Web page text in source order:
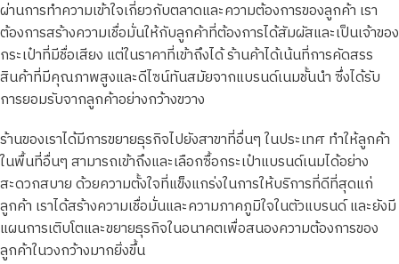
ผ่านการทำความเข้าใจเกี่ยวกับตลาดและความต้องการของลูกค้า เรา
ต้องการสร้างความเชื่อมั่นให้กับลูกค้าที่ต้องการได้สัมผัสและเป็นเจ้าของ
กระเป๋าที่มีชื่อเสียง แต่ในราคาที่เข้าถึงได้ ร้านค้าได้เน้นที่การคัดสรร
สินค้าที่มีคุณภาพสูงและดีไซน์ทันสมัยจากแบรนด์เนมชั้นนำ ซึ่งได้รับ
การยอมรับจากลูกค้าอย่างกว้างขวาง
ร้านของเราได้มีการขยายธุรกิจไปยังสาขาที่อื่นๆ ในประเทศ ทำให้ลูกค้า
ในพื้นที่อื่นๆ สามารถเข้าถึงและเลือกซื้อกระเป๋าแบรนด์เนมได้อย่าง
สะดวกสบาย ด้วยความตั้งใจที่แข็งแกร่งในการให้บริการที่ดีที่สุดแก่
ลูกค้า เราได้สร้างความเชื่อมั่นและความภาคภูมิใจในตัวแบรนด์ และยังมี
แผนการเติบโตและขยายธุรกิจในอนาคตเพื่อสนองความต้องการของ
ลูกค้าในวงกว้างมากยิ่งขึ้น